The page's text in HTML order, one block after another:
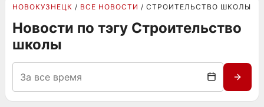
НОВОКУЗНЕЦК ВСЕ НОВОСТИ СТРОИТЕЛЬСТВО ШКОЛЫ
Новости по тэгу Строительство
школы